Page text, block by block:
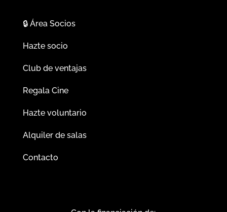
🔒Área Socios
Hazte socio
Club de ventajas
Regala Cine
Hazte voluntario
Alquiler de salas
Contacto